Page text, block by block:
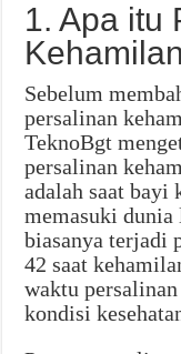
1. Apa itu
Sebelum
persalinan
TeknoBgt
persalinan
adalah saat bayi
memasuki dunia
biasanya terjadi
42 saat
waktu
kondisi